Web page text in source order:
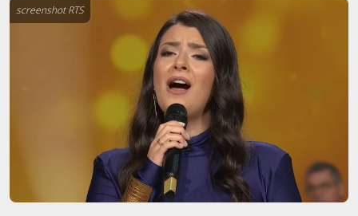
screenshot RTS